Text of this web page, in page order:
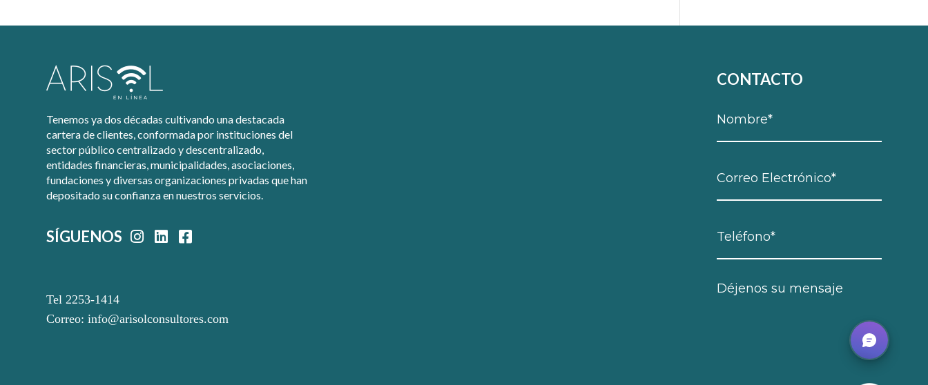
Tenemos ya dos décadas cultivando una destacada
cartera de clientes, conformada por instituciones del
sector público centralizado y descentralizado,
entidades financieras, municipalidades, asociaciones,
fundaciones y diversas organizaciones privadas que han
depositado su confianza en nuestros servicios.
SÍGUENOS
Tel 2253-1414
Correo:info@arisolconsultores.com
CONTACTO